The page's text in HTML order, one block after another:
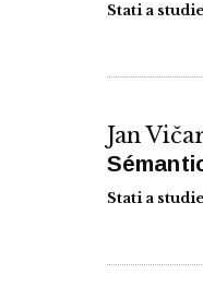
Stati a studie
Jan
Stati a studie